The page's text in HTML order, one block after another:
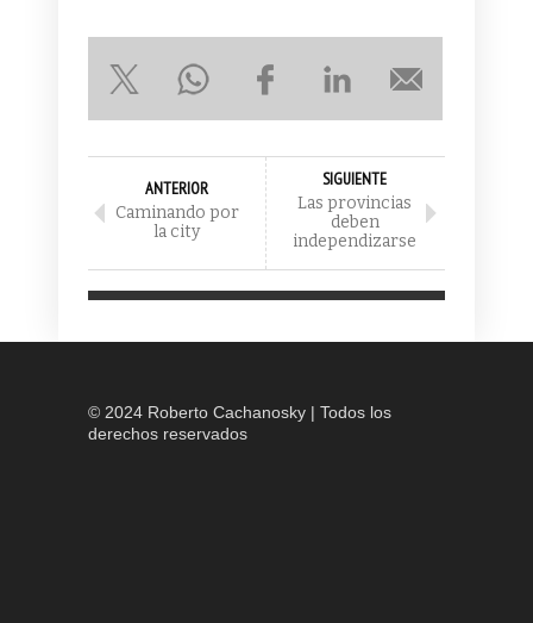
ANTERIOR
Caminando por
la city
SIGUIENTE
Las provincias
deben
independizarse
© 2024 Roberto Cachanosky | Todos los
derechos reservados